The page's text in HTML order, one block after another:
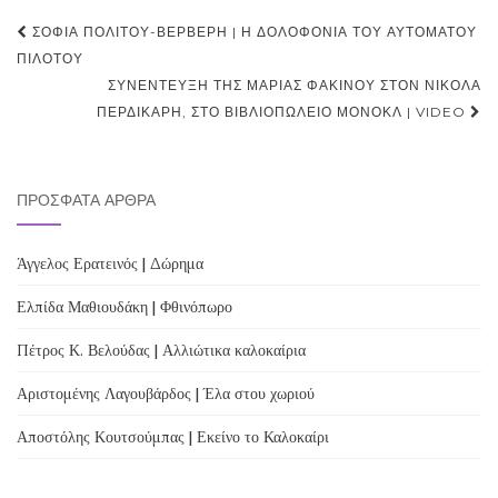
Post
navigation
ΣΟΦΊΑ ΠΟΛΊΤΟΥ-ΒΕΡΒΈΡΗ | Η ΔΟΛΟΦΟΝΊΑ ΤΟΥ ΑΥΤΌΜΑΤΟΥ
ΠΙΛΌΤΟΥ
ΣΥΝΈΝΤΕΥΞΗ ΤΗΣ ΜΑΡΊΑΣ ΦΑΚΊΝΟΥ ΣΤΟΝ ΝΙΚΌΛΑ
ΠΕΡΔΙΚΆΡΗ, ΣΤΟ ΒΙΒΛΙΟΠΩΛΕΊΟ ΜΟΝΌΚΛ | VIDEO
ΠΡΌΣΦΑΤΑ ΆΡΘΡΑ
Άγγελος Ερατεινός | Δώρημα
Ελπίδα Μαθιουδάκη | Φθινόπωρο
Πέτρος Κ. Βελούδας | Αλλιώτικα καλοκαίρια
Αριστομένης Λαγουβάρδος | Έλα στου χωριού
Αποστόλης Κουτσούμπας | Εκείνο το Καλοκαίρι